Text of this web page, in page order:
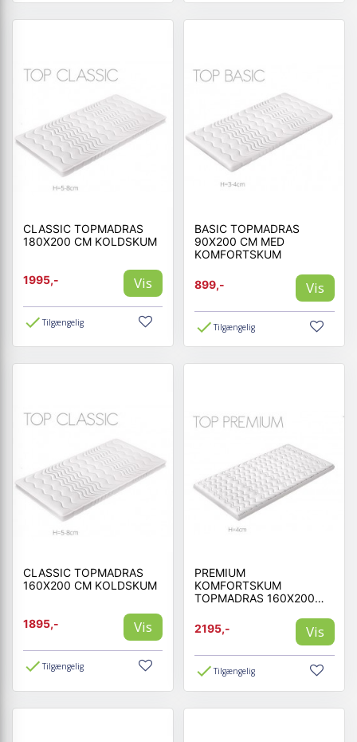
CLASSIC TOPMADRAS
180X200 CM KOLDSKUM
1995,- Vis
Tilgængelig
BASIC TOPMADRAS
90X200 CM MED
KOMFORTSKUM
899,- Vis
Tilgængelig
CLASSIC TOPMADRAS
160X200 CM KOLDSKUM
1895,- Vis
Tilgængelig
PREMIUM
KOMFORTSKUM
TOPMADRAS 160X200
2195,-
Vis
Tilgængelig